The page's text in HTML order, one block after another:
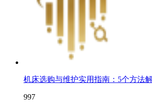
机床选购与维护实用指南：5个方法
997